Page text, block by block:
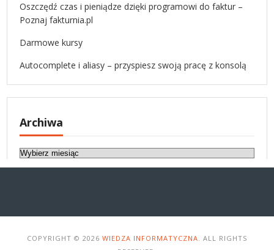
Oszczędź czas i pieniądze dzięki programowi do faktur –
Poznaj fakturnia.pl
Darmowe kursy
Autocomplete i aliasy – przyspiesz swoją pracę z konsolą
Archiwa
A
r
w
COPYRIGHT © 2026 WIEDZA INFORMATYCZNA . ALL RIGHTS